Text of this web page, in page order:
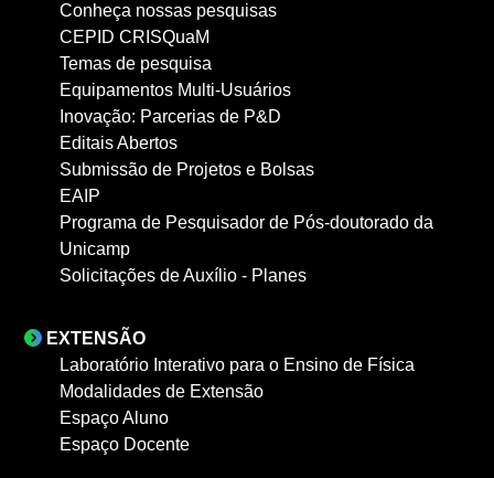
Conheça nossas pesquisas
CEPID CRISQuaM
Temas de pesquisa
Equipamentos Multi-Usuários
Inovação: Parcerias de P&D
Editais Abertos
Submissão de Projetos e Bolsas
EAIP
Programa de Pesquisador de Pós-doutorado da
Unicamp
Solicitações de Auxílio - Planes
EXTENSÃO
Laboratório Interativo para o Ensino de Física
Modalidades de Extensão
Espaço Aluno
Espaço Docente